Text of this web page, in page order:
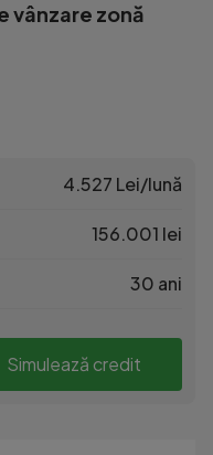
vânzare zonă
4.527 Lei/lună
156.001 lei
30 ani
Simulează credit